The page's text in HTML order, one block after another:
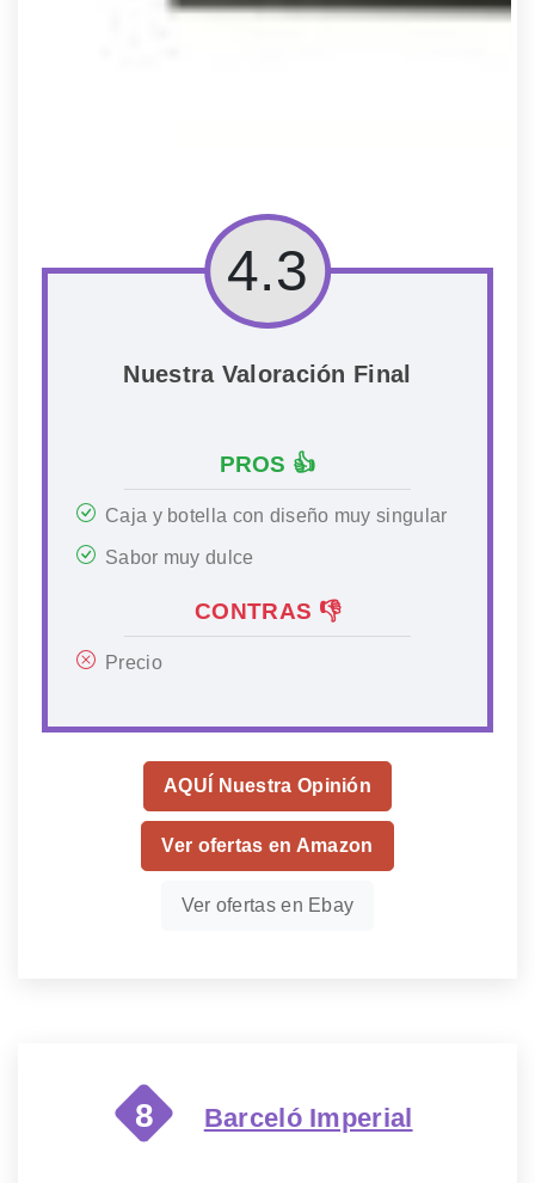
4.3
Nuestra Valoración Final
PROS 👍
Caja y botella con diseño muy singular
Sabor muy dulce
CONTRAS 👎
Precio
AQUÍ Nuestra Opinión
Ver ofertas en Amazon
Ver ofertas en Ebay
8 Barceló Imperial